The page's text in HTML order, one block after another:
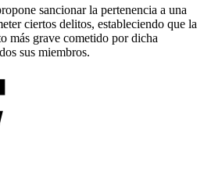
sancionar la pertenencia a una
ciertos delitos, estableciendo que la
más grave cometido por dicha
sus miembros.